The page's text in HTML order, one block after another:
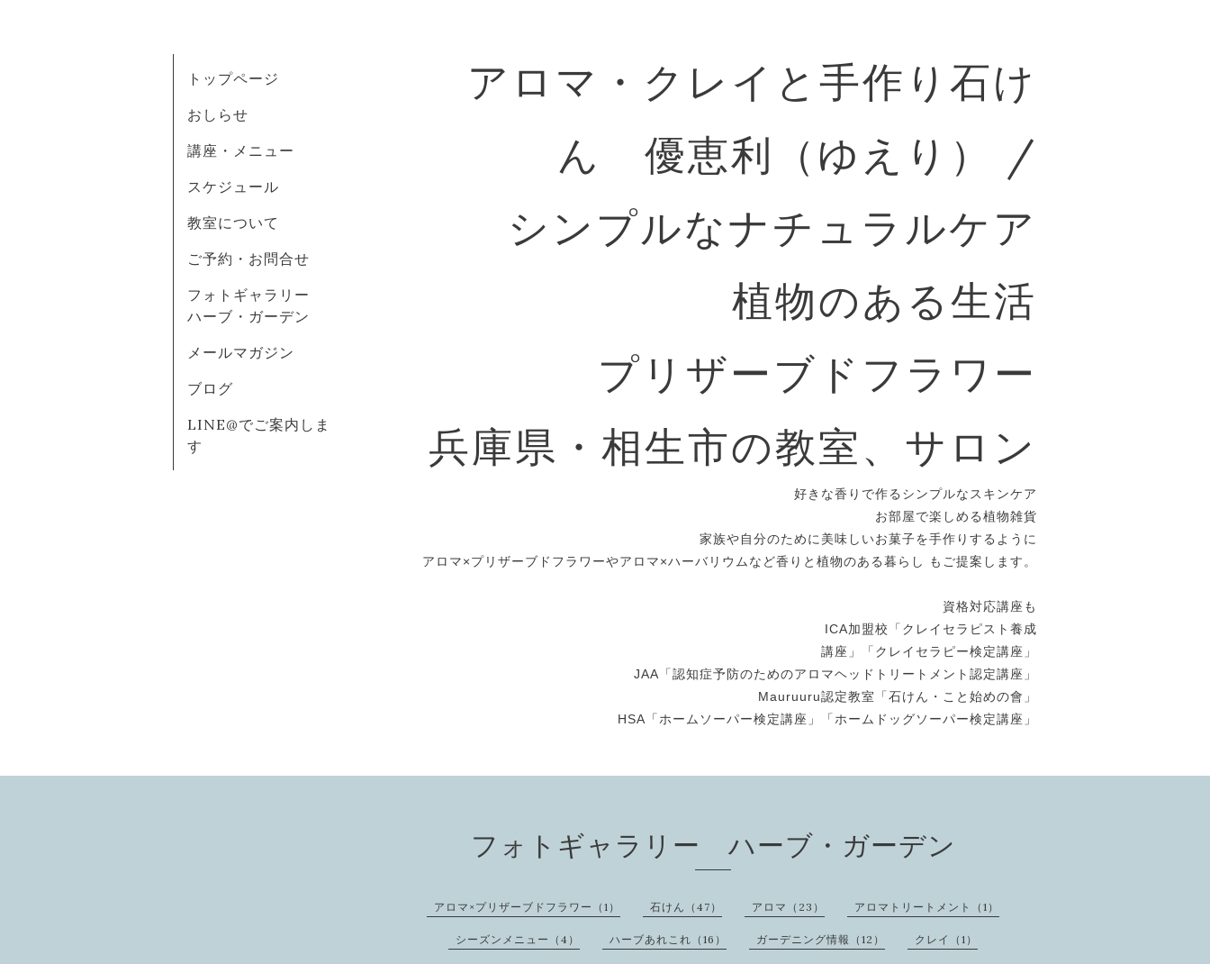
アロマ・クレイと手作り石け
ん 優恵利（ゆえり） /
シンプルなナチュラルケア
植物のある生活
プリザーブドフラワー
兵庫県・相生市の教室、サロン
好きな香りで作るシンプルなスキンケア
お部屋で楽しめる植物雑貨
家族や自分のために美味しいお菓子を手作りするように
アロマ×プリザーブドフラワーやアロマ×ハーバリウムなど香りと植物のある暮らし もご提案します。
資格対応講座も
ICA加盟校「クレイセラピスト養成
講座」「クレイセラピー検定講座」
JAA「認知症予防のためのアロマヘッドトリートメント認定講座」
Mauruuru認定教室「石けん・こと始めの會」
HSA「ホームソーパー検定講座」「ホームドッグソーパー検定講座」
トップページ
おしらせ
講座・メニュー
スケジュール
教室について
ご予約・お問合せ
フォトギャラリー
ハーブ・ガーデン
メールマガジン
ブログ
LINE@でご案内しま
す
フォトギャラリー ハーブ・ガーデン
アロマ×プリザーブドフラワー（1） 石けん（47） アロマ（23） アロマトリートメント（1）
シーズンメニュー（4） ハーブあれこれ（16） ガーデニング情報（12） クレイ（1）